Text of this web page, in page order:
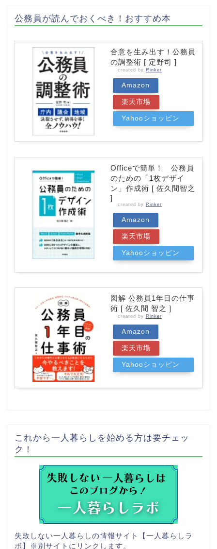
公務員が読んでおくべき！おすすめ本
合意を生み出す！公務員
の調整術 [ 定野司 ]
created by Rinker
Amazon
楽天市場
Yahooショッピン
Officeで簡単！ 公務員
のための「1枚デザイ
ン」作成術 [ 佐久間智之
]
created by Rinker
Amazon
楽天市場
Yahooショッピン
図解 公務員1年目の仕事
術 [ 佐久間 智之 ]
created by Rinker
Amazon
楽天市場
Yahooショッピン
これから一人暮らしを始める方は要チェッ
ク！
失敗しない一人暮らしの情報サイト【一人暮らしラ
ボ】
※別サイトにリンクします。